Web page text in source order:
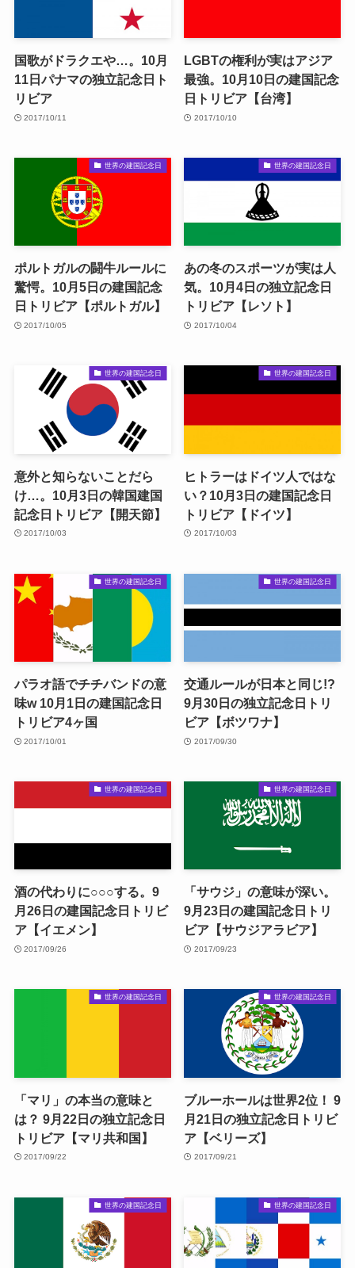
国歌がドラクエや…。10月
11日パナマの独立記念日ト
リビア
2017/10/11
LGBTの権利が実はアジア
最強。10月10日の建国記念
日トリビア【台湾】
2017/10/10
世界の建国記念日
ポルトガルの闘牛ルールに
驚愕。10月5日の建国記念
日トリビア【ポルトガル】
2017/10/05
世界の建国記念日
あの冬のスポーツが実は人
気。10月4日の独立記念日
トリビア【レソト】
2017/10/04
世界の建国記念日
意外と知らないことだら
け…。10月3日の韓国建国
記念日トリビア【開天節】
2017/10/03
世界の建国記念日
ヒトラーはドイツ人ではな
い？10月3日の建国記念日
トリビア【ドイツ】
2017/10/03
世界の建国記念日
パラオ語でチチバンドの意
味w 10月1日の建国記念日
トリビア4ヶ国
2017/10/01
世界の建国記念日
交通ルールが日本と同じ!?
9月30日の独立記念日トリ
ビア【ボツワナ】
2017/09/30
世界の建国記念日
酒の代わりに○○○する。9
月26日の建国記念日トリビ
ア【イエメン】
2017/09/26
世界の建国記念日
「サウジ」の意味が深い。
9月23日の建国記念日トリ
ビア【サウジアラビア】
2017/09/23
世界の建国記念日
「マリ」の本当の意味と
は？ 9月22日の独立記念日
トリビア【マリ共和国】
2017/09/22
世界の建国記念日
ブルーホールは世界2位！ 9
月21日の独立記念日トリビ
ア【ベリーズ】
2017/09/21
世界の建国記念日 世界の建国記念日